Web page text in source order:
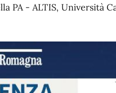
PA - ALTIS, Università